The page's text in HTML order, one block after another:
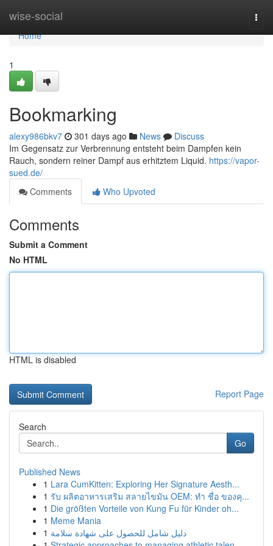
wise-social
Home
Home
1
Bookmarking
alexy986bkv7 301 days ago News
Discuss
Im Gegensatz zur Verbrennung entsteht beim Dampfen kein
Rauch, sondern reiner Dampf aus erhitztem Liquid. https://vapor-
sued.de/
Comments
Who Upvoted
Comments
Submit a Comment
No HTML
HTML is disabled
Report Page
Search
Go
Published News
1 Lara CumKitten: Exploring Her Signature Aesth...
1 รับ ผลิตอาหารเสริม สลายไขมัน OEM: ทำ ชื่อ ของคุ...
1 Die größten Vorteile von Kung Fu für Kinder oh...
1 Meme Mania
1 دليل شامل للحصول على شهادة سلامة